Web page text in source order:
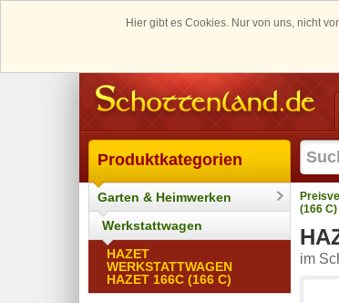
Hier gibt es Cookies. Nur von uns, nicht
Produktkategorien
Garten & Heimwerken
Werkstattwagen
HAZET
WERKSTATTWAGEN
HAZET 166C (166 C)
(166 C)
im